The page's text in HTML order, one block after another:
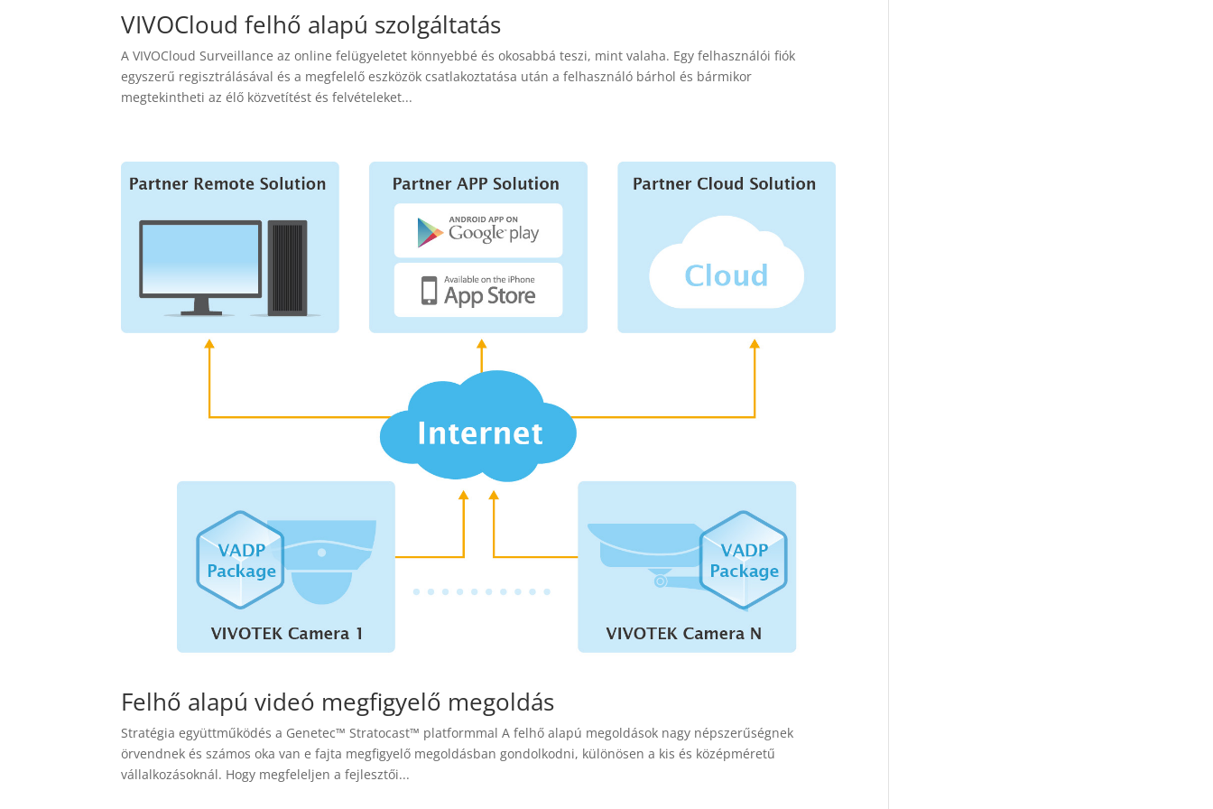
VIVOCloud felhő alapú szolgáltatás
A VIVOCloud Surveillance az online felügyeletet könnyebbé és okosabbá teszi, mint valaha. Egy felhasználói fiók
egyszerű regisztrálásával és a megfelelő eszközök csatlakoztatása után a felhasználó bárhol és bármikor
megtekintheti az élő közvetítést és felvételeket...
Felhő alapú videó megfigyelő megoldás
Stratégia együttműködés a Genetec™ Stratocast™ platformmal A felhő alapú megoldások nagy népszerűségnek
örvendnek és számos oka van e fajta megfigyelő megoldásban gondolkodni, különösen a kis és középméretű
vállalkozásoknál. Hogy megfeleljen a fejlesztői...